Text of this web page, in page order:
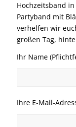
Hochzeitsband in
Partyband mit
verhelfen wir
großen Tag,
Ihr Name
Ihre E-Mail-